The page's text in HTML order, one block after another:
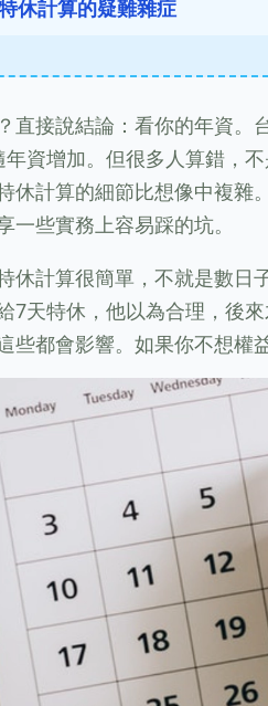
休計算的疑難雜症
直接說結論：看你的年資。
資增加。但很多人算錯，
休計算的細節比想像中複雜
一些實務上容易踩的坑。
休計算很簡單，不就是數日
7天特休，他以為合理，後
些都會影響。如果你不想權